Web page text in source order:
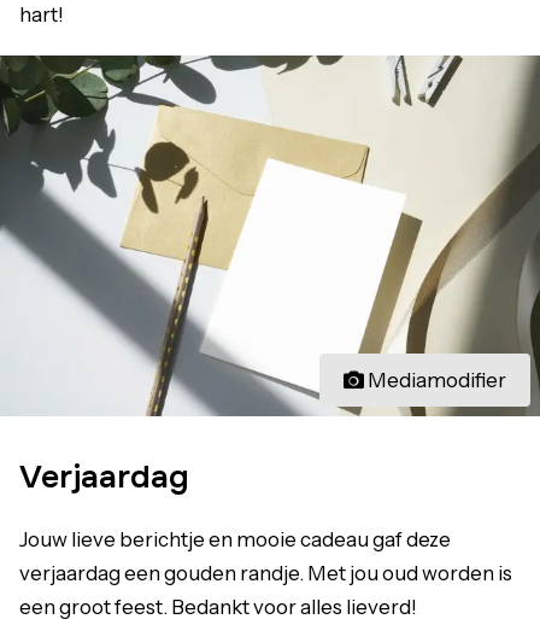
hart!
Mediamodifier
Verjaardag
Jouw lieve berichtje en mooie cadeau gaf deze
verjaardag een gouden randje. Met jou oud worden is
een groot feest. Bedankt voor alles lieverd!